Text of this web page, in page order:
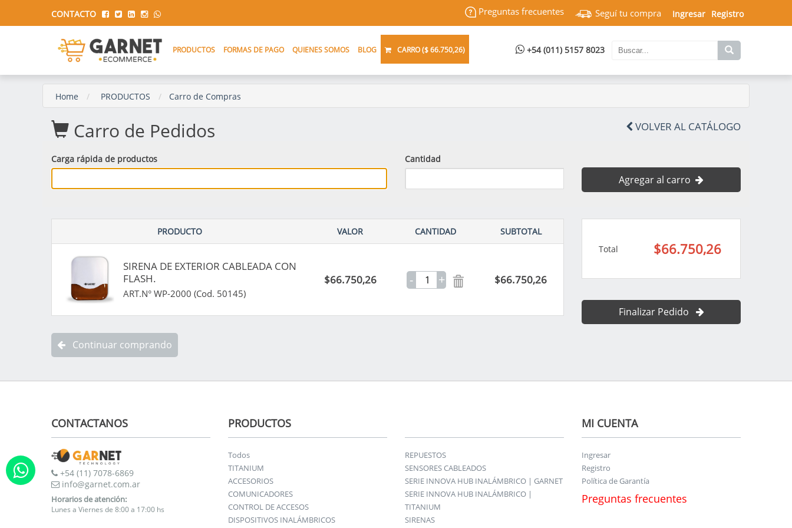
CONTACTO Ingresar Registro
Seguí tu compra
Preguntas frecuentes
+54 (011) 5157 8023
PRODUCTOS FORMAS DE PAGO QUIENES SOMOS BLOG CARRO ($ 66.750,26)
Home PRODUCTOS Carro de Compras
Carro de Pedidos VOLVER AL CATÁLOGO
Carga rápida de productos Cantidad
Agregar al carro
PRODUCTO VALOR CANTIDAD SUBTOTAL
SIRENA DE EXTERIOR CABLEADA CON
FLASH.
ART.N° WP-2000 (Cod. 50145)
$66.750,26 - + $66.750,26
Total $66.750,26
Finalizar Pedido
Continuar comprando
CONTACTANOS
+54 (11) 7078-6869
info@garnet.com.ar
Horarios de atención:
Lunes a Viernes de 8:00 a 17:00 hs
PRODUCTOS
Todos
TITANIUM
ACCESORIOS
COMUNICADORES
CONTROL DE ACCESOS
DISPOSITIVOS INALÁMBRICOS
REPUESTOS
SENSORES CABLEADOS
SERIE INNOVA HUB INALÁMBRICO | GARNET
SERIE INNOVA HUB INALÁMBRICO |
TITANIUM
SIRENAS
MI CUENTA
Ingresar
Registro
Política de Garantía
Preguntas frecuentes